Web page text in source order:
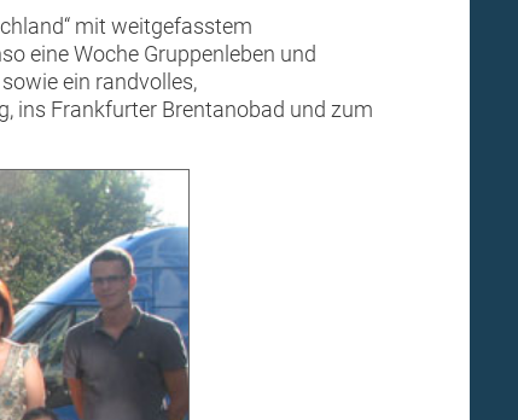
mit weitgefasstem
eine Woche Gruppenleben und
ein randvolles,
ins Frankfurter Brentanobad und zum